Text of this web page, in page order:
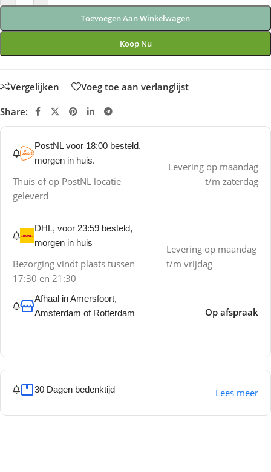
Toevoegen Aan Winkelwagen
Koop Nu
Vergelijken Voeg toe aan verlanglijst
Share:
PostNL voor 18:00 besteld,
morgen in huis.
Thuis of op PostNL locatie
geleverd
Levering op maandag
t/m zaterdag
DHL, voor 23:59 besteld,
morgen in huis
Bezorging vindt plaats tussen
17:30 en 21:30
Levering op maandag
t/m vrijdag
Afhaal in Amersfoort,
Amsterdam of Rotterdam
Op afspraak
30 Dagen bedenktijd Lees meer